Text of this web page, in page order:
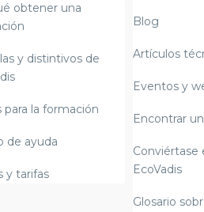
obtener una
y distintivos de
para la formación
de ayuda
y tarifas
Blog
Artículos
Eventos y
Encontrar
Conviértase
EcoVadis
Glosario